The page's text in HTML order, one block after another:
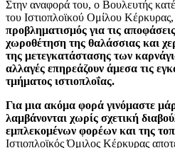
Στην αναφορά του, ο Βουλευτής
του Ιστιοπλοϊκού Ομίλου
προβληματισμός για τις
χωροθέτηση της θαλάσσιας και
της μετεγκατάστασης των
αλλαγές επηρεάζουν άμεσα τις
τμήματος ιστιοπλοΐας.
Για μια ακόμα φορά γινόμαστε
λαμβάνονται χωρίς σχετική
εμπλεκομένων φορέων και της
Ιστιοπλοϊκός Όμιλος Κέρκυρας